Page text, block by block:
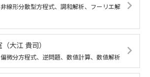
非線形分散型方程式、調和解析、フーリエ解
（大江 貴司）
偏微分方程式、逆問題、数値計算、数値解析